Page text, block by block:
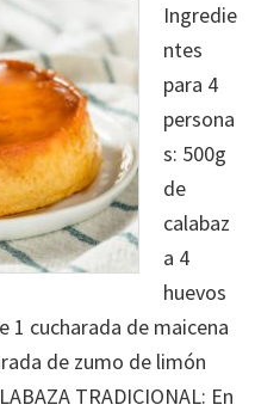
Ingredie
ntes
para 4
persona
s: 500g
de
calabaz
a 4
huevos
1 cucharada de maicena
de zumo de limón
TRADICIONAL: En